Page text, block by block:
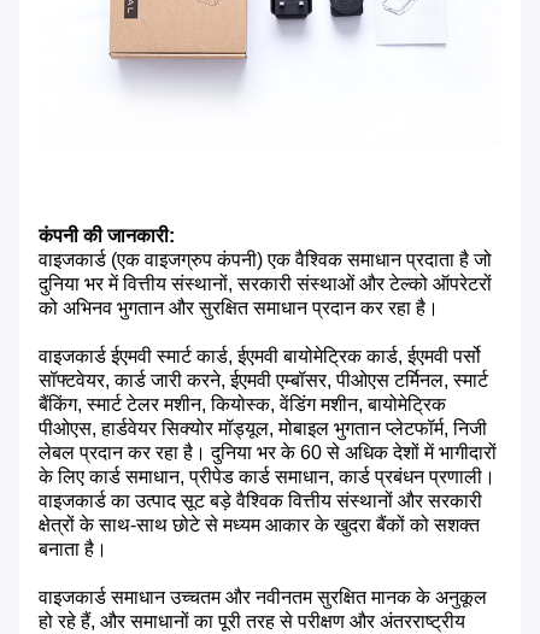
कंपनी की जानकारी:
वाइजकार्ड (एक वाइजग्रुप कंपनी) एक वैश्विक समाधान प्रदाता है जो
दुनिया भर में वित्तीय संस्थानों, सरकारी संस्थाओं और टेल्को ऑपरेटरों
को अभिनव भुगतान और सुरक्षित समाधान प्रदान कर रहा है।
वाइजकार्ड ईएमवी स्मार्ट कार्ड, ईएमवी बायोमेट्रिक कार्ड, ईएमवी पर्सो
सॉफ्टवेयर, कार्ड जारी करने, ईएमवी एम्बॉसर, पीओएस टर्मिनल, स्मार्ट
बैंकिंग, स्मार्ट टेलर मशीन, कियोस्क, वेंडिंग मशीन, बायोमेट्रिक
पीओएस, हार्डवेयर सिक्योर मॉड्यूल, मोबाइल भुगतान प्लेटफॉर्म, निजी
लेबल प्रदान कर रहा है। दुनिया भर के 60 से अधिक देशों में भागीदारों
के लिए कार्ड समाधान, प्रीपेड कार्ड समाधान, कार्ड प्रबंधन प्रणाली।
वाइजकार्ड का उत्पाद सूट बड़े वैश्विक वित्तीय संस्थानों और सरकारी
क्षेत्रों के साथ-साथ छोटे से मध्यम आकार के खुदरा बैंकों को सशक्त
बनाता है।
वाइजकार्ड समाधान उच्चतम और नवीनतम सुरक्षित मानक के अनुकूल
हो रहे हैं, और समाधानों का पूरी तरह से परीक्षण और अंतरराष्ट्रीय